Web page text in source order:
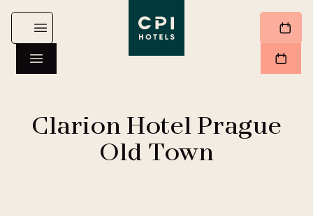
Clarion Hotel Prague
Old Town